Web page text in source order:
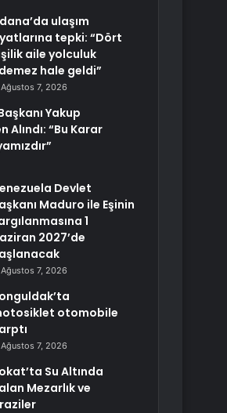
ulaşım
tepki: “Dört
aile yolculuk
hale geldi”
Ağustos 7, 2026
Yakup
“Bu Karar
Devlet
Maduro ile Eşinin
1
2027’de
Ağustos 7, 2026
otomobile
Ağustos 7, 2026
Su Altında
Mezarlık ve